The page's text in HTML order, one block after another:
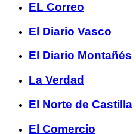
EL Correo
El Diario Vasco
El Diario Montañés
La Verdad
El Norte de Castilla
El Comercio